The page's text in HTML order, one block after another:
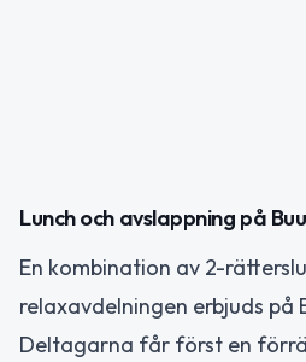
Lunch och avslappning på
En kombination av 2-
relaxavdelningen erbjuds på
Deltagarna får först en